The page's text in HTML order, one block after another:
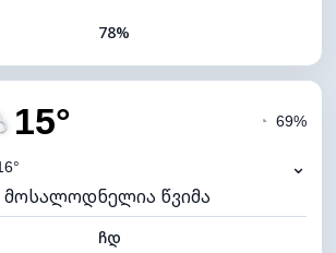
78%
10 კმ
4 (მკრთალი)
15° ◔ 69%
⌄
წვიმა
ჩდ